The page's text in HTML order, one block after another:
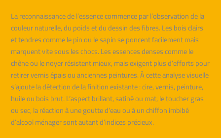
La reconnaissance de l’essence commence par l’observation de la
couleur naturelle, du poids et du dessin des fibres. Les bois clairs
et tendres comme le pin ou le sapin se poncent facilement mais
marquent vite sous les chocs. Les essences denses comme le
chêne ou le noyer résistent mieux, mais exigent plus d’efforts pour
retirer vernis épais ou anciennes peintures. À cette analyse visuelle
s’ajoute la détection de la finition existante : cire, vernis, peinture,
huile ou bois brut. L’aspect brillant, satiné ou mat, le toucher gras
ou sec, la réaction à une goutte d’eau ou à un chiffon imbibé
d’alcool ménager sont autant d’indices précieux.